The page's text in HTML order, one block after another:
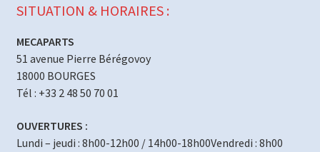
SITUATION & HORAIRES :
MECAPARTS
51 avenue Pierre Bérégovoy
18000 BOURGES
Tél : +33 2 48 50 70 01
OUVERTURES :
Lundi – jeudi : 8h00-12h00 / 14h00-18h00Vendredi : 8h00